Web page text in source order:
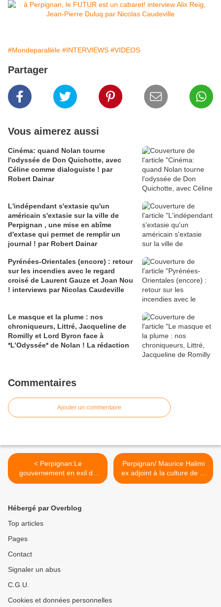
#Mondeparallèle #INTERVIEWS #VIDEOS
Partager
Vous aimerez aussi
Cinéma: quand Nolan tourne
l'odyssée de Don Quichotte, avec
Céline comme dialoguiste ! par
Robert Dainar
L'indépendant s'extasie qu'un
américain s'extasie sur la ville de
Perpignan , une mise en abîme
d'extase qui permet de remplir un
journal ! par Robert Dainar
Pyrénées-Orientales (encore) : retour
sur les incendies avec le regard
croisé de Laurent Gauze et Joan Nou
! interviews par Nicolas Caudeville
Le masque et la plume : nos
chroniqueurs, Littré, Jacqueline de
Romilly et Lord Byron face à
*L’Odyssée* de Nolan ! La rédaction
Commentaires
Ajouter un commentaire
< Perpignan:Le
gouvernement en exil de
catalan de Carles
of thrones' au théâtre
municipal! par Nicolas
Perpignan/ Maurice Halimi
ex adjoint à la culture de la
ville :Cette équipe a tué
Hébergé par Overblog
Top articles
Pages
Contact
Signaler un abus
C.G.U.
Cookies et données personnelles